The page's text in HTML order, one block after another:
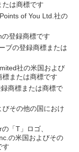
たは商標です
of You Ltd.社の
登録商標です
ブの登録商標または
社の米国および
または商標です
商標または商標で
びその他の国におけ
「T」ロゴ、
の米国およびその
す